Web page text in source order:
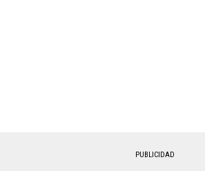
PUBLICIDAD